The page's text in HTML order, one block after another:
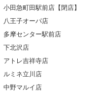
小田急町田駅前店【閉店】
八王子オーパ店
多摩センター駅前店
下北沢店
アトレ吉祥寺店
ルミネ立川店
中野マルイ店